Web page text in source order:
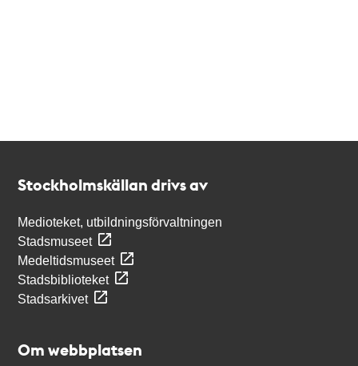
Stockholmskällan drivs av
Medioteket, utbildningsförvaltningen
Stadsmuseet
Medeltidsmuseet
Stadsbiblioteket
Stadsarkivet
Om webbplatsen